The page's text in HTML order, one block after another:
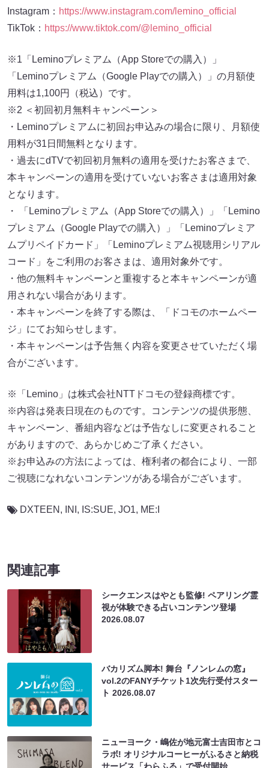
Instagram： https://www.instagram.com/lemino_official
TikTok： https://www.tiktok.com/@lemino_official
※1「Leminoプレミアム（App Storeでの購入）」
「Leminoプレミアム（Google Playでの購入）」の月額使
用料は1,100円（税込）です。
※2 ＜初回初月無料キャンペーン＞
・Leminoプレミアムに初回お申込みの場合に限り、月額使
用料が31日間無料となります。
・過去にdTVで初回初月無料の適用を受けたお客さまで、
本キャンペーンの適用を受けていないお客さまは適用対象
となります。
・ 「Leminoプレミアム（App Storeでの購入）」「Lemino
プレミアム（Google Playでの購入）」「Leminoプレミア
ムプリペイドカード」「Leminoプレミアム視聴用シリアル
コード」をご利用のお客さまは、適用対象外です。
・他の無料キャンペーンと重複すると本キャンペーンが適
用されない場合があります。
・本キャンペーンを終了する際は、「ドコモのホームペー
ジ」にてお知らせします。
・本キャンペーンは予告無く内容を変更させていただく場
合がございます。
※「Lemino」は株式会社NTTドコモの登録商標です。
※内容は発表日現在のものです。コンテンツの提供形態、
キャンペーン、番組内容などは予告なしに変更されること
がありますので、あらかじめご了承ください。
※お申込みの方法によっては、権利者の都合により、一部
ご視聴になれないコンテンツがある場合がございます。
DXTEEN , INI , IS:SUE, JO1, ME:I
関連記事
シークエンスはやとも監修! ペアリング霊
視が体験できる占いコンテンツ登場
2026.08.07
バカリズム脚本! 舞台『ノンレムの窓』
vol.2のFANYチケット1次先行受付スター
ト2026.08.07
ニューヨーク・嶋佐が地元富士吉田市とコ
ラボ! オリジナルコーヒーがふるさと納税
サービス「わらふる」で受付開始